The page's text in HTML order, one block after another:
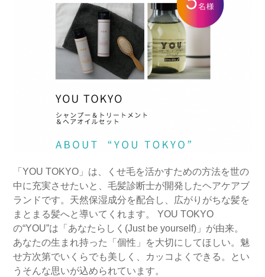
「YOU TOKYO」は、くせ毛を活かすための方法を世の
中に充実させたいと、毛髪診断士が開発したヘアケアブ
ランドです。天然保湿成分を配合し、広がりがちな髪を
まとまる髪へと導いてくれます。 YOU TOKYO
の“YOU”は「あなたらしく(Just be yourself)」が由来。
あなたの生まれ持った「個性」を大切にしてほしい。魅
せ方次第でいくらでも美しく、カッコよくできる。とい
うそんな思いが込められています。